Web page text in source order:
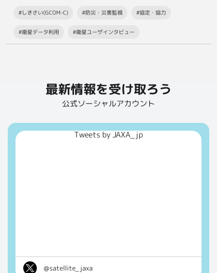
#しきさい(GCOM-C) #防災・災害監視 #協定・協力
#衛星データ利用 #衛星ユーザインタビュー
最新情報を受け取ろう
公式ソーシャルアカウント
Tweets by JAXA_jp
@satellite_jaxa